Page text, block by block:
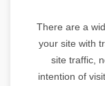
There are a
your site with
site traffic,
intention of